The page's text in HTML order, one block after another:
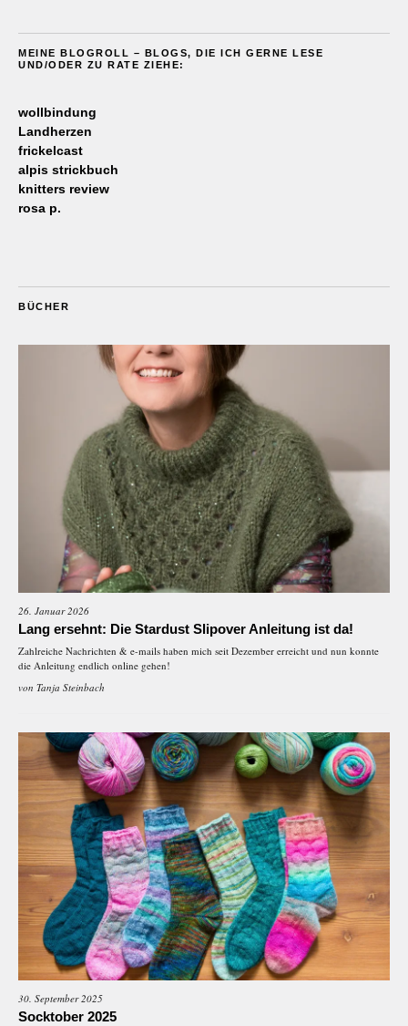
MEINE BLOGROLL – BLOGS, DIE ICH GERNE LESE
UND/ODER ZU RATE ZIEHE:
wollbindung
Landherzen
frickelcast
alpis strickbuch
knitters review
rosa p.
BÜCHER
26. Januar 2026
Lang ersehnt: Die Stardust Slipover Anleitung ist da!
Zahlreiche Nachrichten & e-mails haben mich seit Dezember erreicht und nun konnte
die Anleitung endlich online gehen!
von Tanja Steinbach
30. September 2025
Socktober 2025